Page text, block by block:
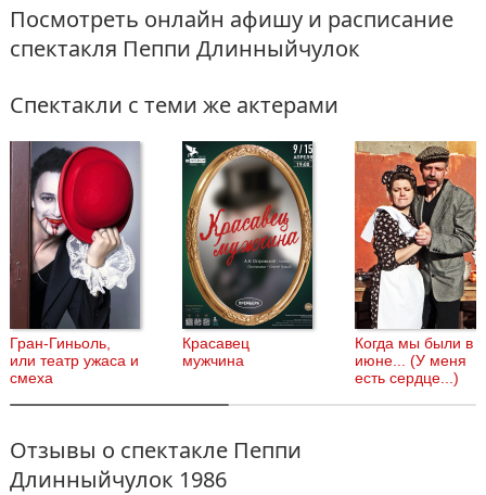
Посмотреть онлайн афишу и расписание
спектакля Пеппи Длинныйчулок
Спектакли с теми же актерами
Гран-Гиньоль,
или театр ужаса и
смеха
Красавец
мужчина
Когда мы были в
июне... (У меня
есть сердце...)
Отзывы о спектакле Пеппи
Длинныйчулок 1986